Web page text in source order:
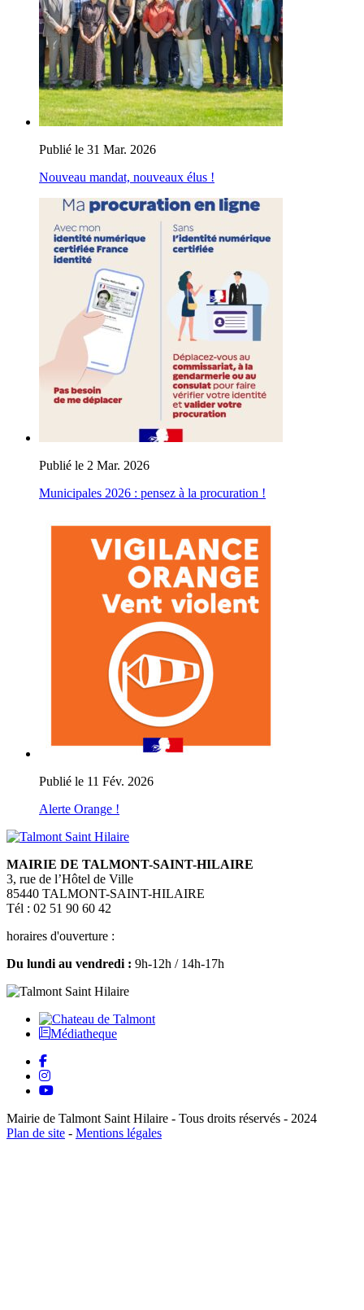
Publié le 31 Mar. 2026
Nouveau mandat, nouveaux élus !
Publié le 2 Mar. 2026
Municipales 2026 : pensez à la procuration !
Publié le 11 Fév. 2026
Alerte Orange !
MAIRIE DE TALMONT-SAINT-HILAIRE
3, rue de l’Hôtel de Ville
85440 TALMONT-SAINT-HILAIRE
Tél : 02 51 90 60 42
horaires d'ouverture :
Du lundi au vendredi : 9h-12h / 14h-17h
Médiatheque
Mairie de Talmont Saint Hilaire - Tous droits réservés - 2024
Plan de site - Mentions légales